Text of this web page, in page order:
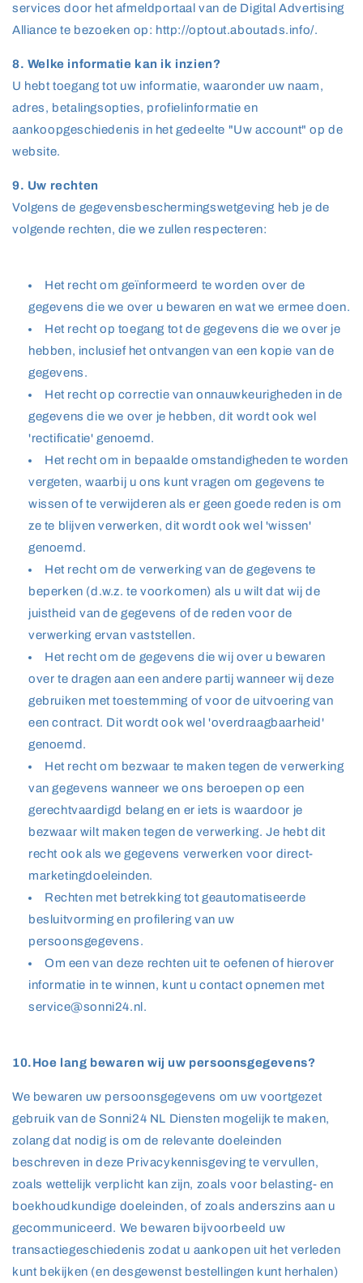
services door het afmeldportaal van de Digital Advertising
Alliance te bezoeken op: http://optout.aboutads.info/.
8. Welke informatie kan ik inzien?
U hebt toegang tot uw informatie, waaronder uw naam,
adres, betalingsopties, profielinformatie en
aankoopgeschiedenis in het gedeelte "Uw account" op de
website.
9. Uw rechten
Volgens de gegevensbeschermingswetgeving heb je de
volgende rechten, die we zullen respecteren:
Het recht om geïnformeerd te worden over de
gegevens die we over u bewaren en wat we ermee doen.
Het recht op toegang tot de gegevens die we over je
hebben, inclusief het ontvangen van een kopie van de
gegevens.
Het recht op correctie van onnauwkeurigheden in de
gegevens die we over je hebben, dit wordt ook wel
'rectificatie' genoemd.
Het recht om in bepaalde omstandigheden te worden
vergeten, waarbij u ons kunt vragen om gegevens te
wissen of te verwijderen als er geen goede reden is om
ze te blijven verwerken, dit wordt ook wel 'wissen'
genoemd.
Het recht om de verwerking van de gegevens te
beperken (d.w.z. te voorkomen) als u wilt dat wij de
juistheid van de gegevens of de reden voor de
verwerking ervan vaststellen.
Het recht om de gegevens die wij over u bewaren
over te dragen aan een andere partij wanneer wij deze
gebruiken met toestemming of voor de uitvoering van
een contract. Dit wordt ook wel 'overdraagbaarheid'
genoemd.
Het recht om bezwaar te maken tegen de verwerking
van gegevens wanneer we ons beroepen op een
gerechtvaardigd belang en er iets is waardoor je
bezwaar wilt maken tegen de verwerking. Je hebt dit
recht ook als we gegevens verwerken voor direct-
marketingdoeleinden.
Rechten met betrekking tot geautomatiseerde
besluitvorming en profilering van uw
persoonsgegevens.
Om een van deze rechten uit te oefenen of hierover
informatie in te winnen, kunt u contact opnemen met
service@sonni24.nl.
10.Hoe lang bewaren wij uw persoonsgegevens?
We bewaren uw persoonsgegevens om uw voortgezet
gebruik van de Sonni24 NL Diensten mogelijk te maken,
zolang dat nodig is om de relevante doeleinden
beschreven in deze Privacykennisgeving te vervullen,
zoals wettelijk verplicht kan zijn, zoals voor belasting- en
boekhoudkundige doeleinden, of zoals anderszins aan u
gecommuniceerd. We bewaren bijvoorbeeld uw
transactiegeschiedenis zodat u aankopen uit het verleden
kunt bekijken (en desgewenst bestellingen kunt herhalen)